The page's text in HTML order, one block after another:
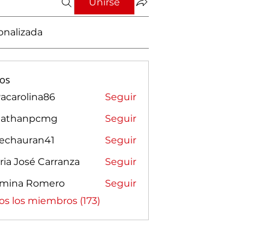
Seguir
Seguir
Seguir
José Carranza
Seguir
Romero
Romero
Seguir
los miembros (173)